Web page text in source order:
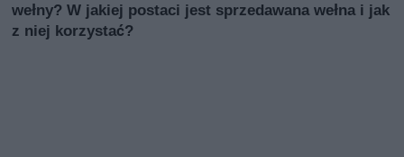
wełny? W jakiej postaci jest sprzedawana wełna i jak
z niej korzystać?